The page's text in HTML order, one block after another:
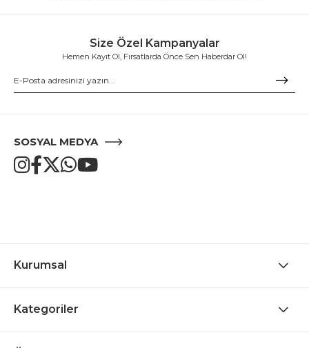
Size Özel Kampanyalar
Hemen Kayıt Ol, Fırsatlarda Önce Sen Haberdar Ol!
SOSYAL MEDYA
Kurumsal
Kategoriler